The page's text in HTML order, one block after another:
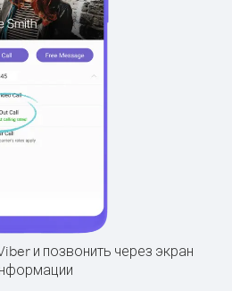
и позвонить через экран